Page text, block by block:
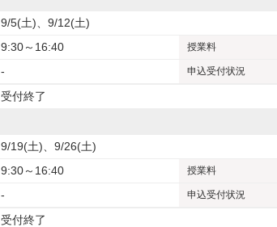
9/5(土)、9/12(土)
9:30～16:40 授業料
- 申込受付状況
受付終了
9/19(土)、9/26(土)
9:30～16:40 授業料
- 申込受付状況
受付終了